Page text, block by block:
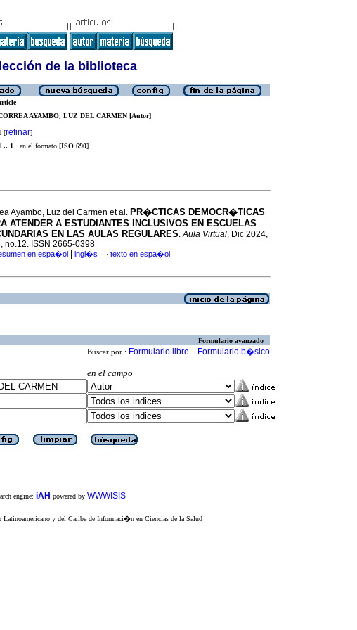
de la biblioteca
AYAMBO, LUZ DEL CARMEN [Autor]
[refinar]
.. 1 en el formato [ISO 690]
Ayambo, Luz del Carmen et al. PR�CTICAS DEMOCR�TICAS
ATENDER A ESTUDIANTES INCLUSIVOS EN ESCUELAS
EN LAS AULAS REGULARES.Aula Virtual, Dic 2024,
no.12. ISSN 2665-0398
en espa�ol ingl�s · texto en espa�ol
Formulario avanzado
Buscar por : Formulario libre Formulario b�sico
en el campo
engine: iAH powered by WWWISIS
y del Caribe de Informaci�n en Ciencias de la Salud